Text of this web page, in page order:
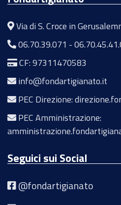
Via di S. Croce in
06.70.39.071 -
CF: 97311470583
info@fondartigianato.it
PEC Direzione:
PEC Amministrazione:
Seguici sui Social
@fondartigianato